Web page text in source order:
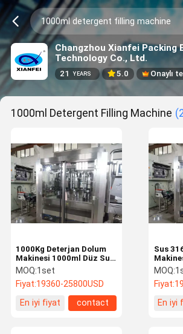
Changzhou Xianfei Packing
Technology Co., Ltd.
21 YEARS 5.0 Onaylı
1000ml Detergent Filling Machine
1000Kg Deterjan Dolum
Makinesi 1000ml Düz Su
Şişesi Dolum Makinesi
MOQ:1set
Fiyat:19360-25800USD
En iyi fiyat
contact
Sus
MOQ:
Fiyat:
En iyi